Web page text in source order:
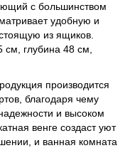
с большинством
удобную и
из ящиков.
глубина 48 см,
производится
благодаря чему
и высоком
венге создаст уют
и ванная комната